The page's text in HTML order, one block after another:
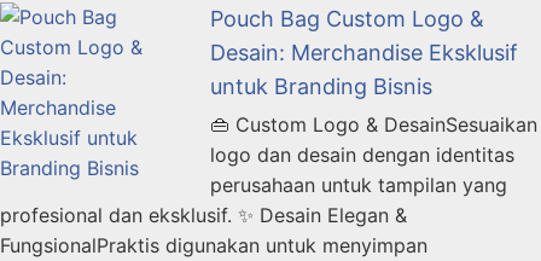
Pouch Bag Custom Logo &
Desain: Merchandise Eksklusif
untuk Branding Bisnis
👜 Custom Logo & DesainSesuaikan
logo dan desain dengan identitas
perusahaan untuk tampilan yang
profesional dan eksklusif. ✨ Desain Elegan &
FungsionalPraktis digunakan untuk menyimpan